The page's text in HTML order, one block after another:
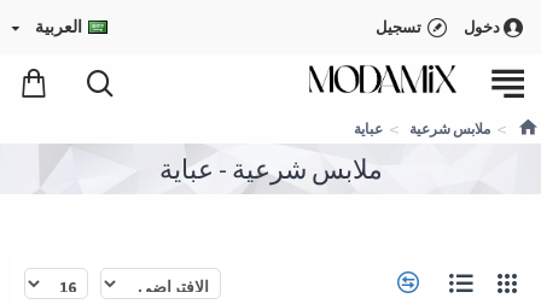
دخول تسجيل العربية
ملابس شرعية عباية
ملابس شرعية - عباية